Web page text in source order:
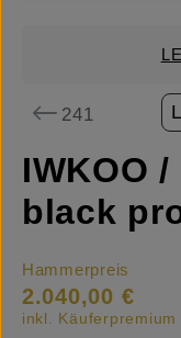
241
IWKOO
black
Hammerpreis
2.040,00 €
inkl. Käuferpremium